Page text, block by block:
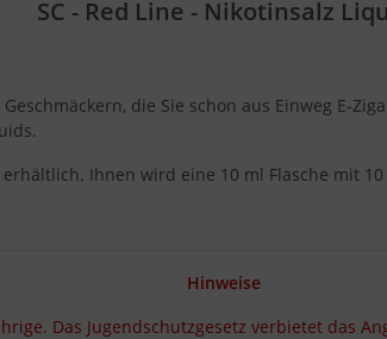
SC - Red Line - Nikotinsalz
die Sie schon aus Einweg E-
Ihnen wird eine 10 ml Flasche mit
Hinweise
Das Jugendschutzgesetz verbietet das